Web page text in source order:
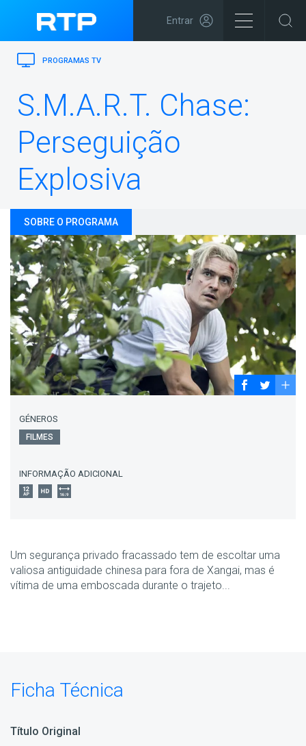
Entrar
PROGRAMAS TV
S.M.A.R.T. Chase:
Perseguição
Explosiva
SOBRE O PROGRAMA
GÉNEROS
FILMES
INFORMAÇÃO ADICIONAL
Um segurança privado fracassado tem de escoltar uma
valiosa antiguidade chinesa para fora de Xangai, mas é
vítima de uma emboscada durante o trajeto...
Ficha Técnica
Título Original